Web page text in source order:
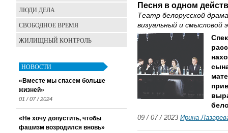
Песня в одном
Театр белорусской
визуальный и смысловой
09 / 07 / 2023 Ирина
ЛЮДИ ДЕЛА
СВОБОДНОЕ ВРЕМЯ
ЖИЛИЩНЫЙ КОНТРОЛЬ
НОВОСТИ
«Вместе мы спасем больше
жизней»
01 / 07 / 2024
«Не хочу допустить, чтобы
фашизм возродился вновь»